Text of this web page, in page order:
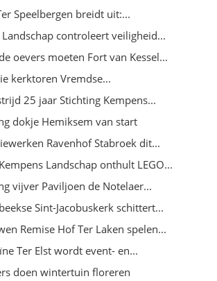
Speelbergen breidt uit:...
Landschap controleert veiligheid...
oevers moeten Fort van Kessel...
kerktoren Vremdse...
25 jaar Stichting Kempens...
dokje Hemiksem van start
Ravenhof Stabroek dit...
Landschap onthult LEGO...
vijver Paviljoen de Notelaer...
Sint-Jacobuskerk schittert...
Remise Hof Ter Laken spelen...
Ter Elst wordt event- en...
doen wintertuin floreren